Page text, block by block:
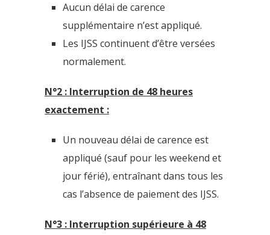
Aucun délai de carence
supplémentaire n’est appliqué.
Les IJSS continuent d’être versées
normalement.
N°2 : Interruption de 48 heures
exactement :
Un nouveau délai de carence est
appliqué (sauf pour les weekend et
jour férié), entraînant dans tous les
cas l’absence de paiement des IJSS.
N°3 : Interruption supérieure à 48